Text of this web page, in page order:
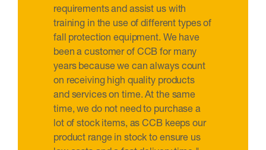
requirements and assist us with
training in the use of different types of
fall protection equipment. We have
been a customer of CCB for many
years because we can always count
on receiving high quality products
and services on time. At the same
time, we do not need to purchase a
lot of stock items, as CCB keeps our
product range in stock to ensure us